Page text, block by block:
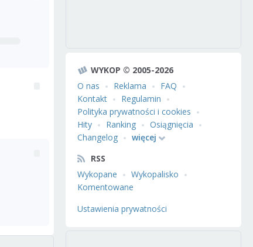
WYKOP © 2005-2026
O nas
Reklama
FAQ
Kontakt
Regulamin
Polityka prywatności i cookies
Hity
Ranking
Osiągnięcia
Changelog
więcej
RSS
Wykopane
Wykopalisko
Komentowane
Ustawienia prywatności